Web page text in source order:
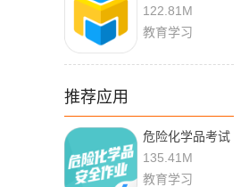
12.0.2
122.81M
教育学习
推荐应用
危险化学品考试
聚题库 2.2.1
135.41M
教育学习